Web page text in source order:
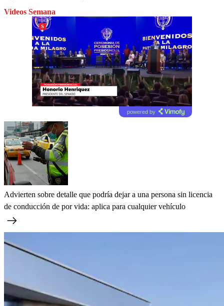
Videos Semana
powered by
Advierten sobre detalle que podría dejar a una persona sin licencia
de conducción de por vida: aplica para cualquier vehículo